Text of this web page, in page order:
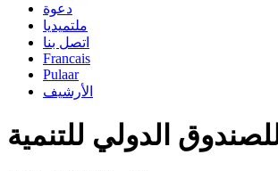
دعوة
ملتميديا
اتصل بنا
Francais
Pulaar
الأرشيف
الدولي للتنمية